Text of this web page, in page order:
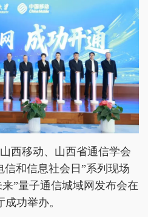
西移动、山西省通信学会
信和信息社会日”系列现场
”量子通信城域网发布会在
功举办。